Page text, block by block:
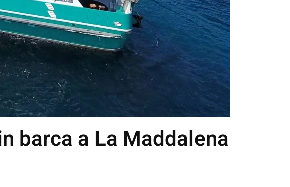
barca a La Maddalena